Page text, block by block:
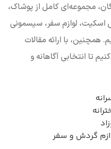
مجموعه‌ای کامل از پوشاک،
اسکیت، لوازم سفر، سیسمونی
همچنین، با ارائه مقالات
تا انتخابی آگاهانه و
گردش و سفر